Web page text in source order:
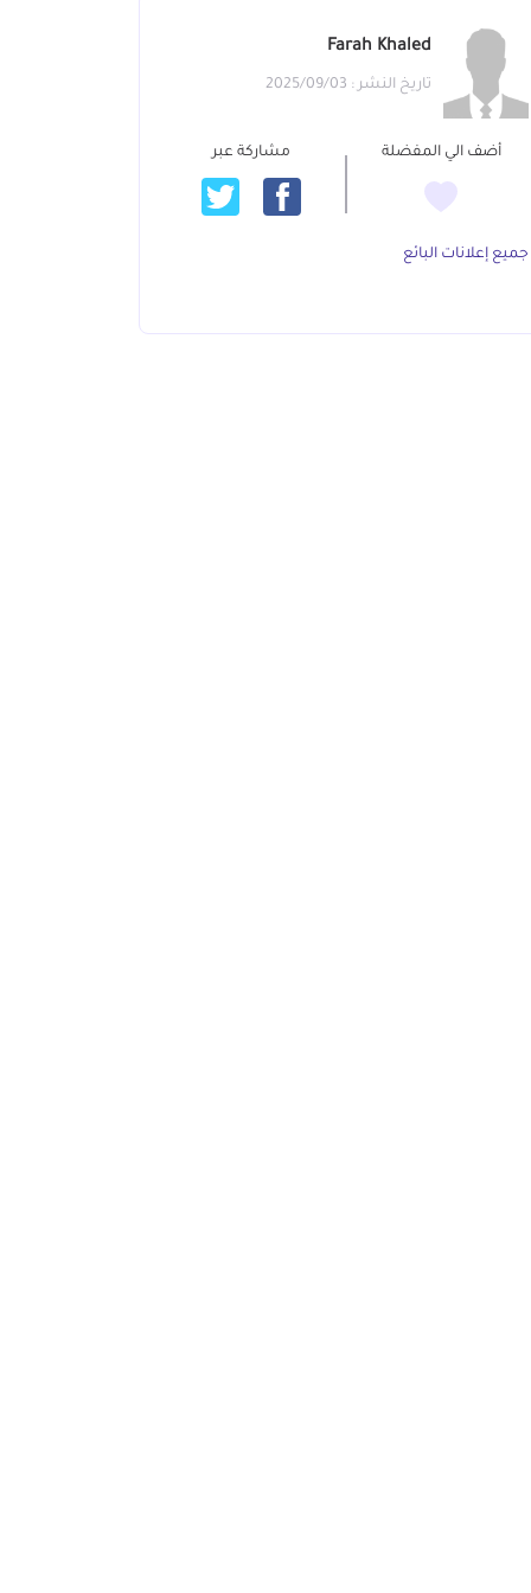
Farah Khaled
تاريخ النشر : 2025/09/03
أضف الي المفضلة مشاركة عبر
جميع إعلانات البائع